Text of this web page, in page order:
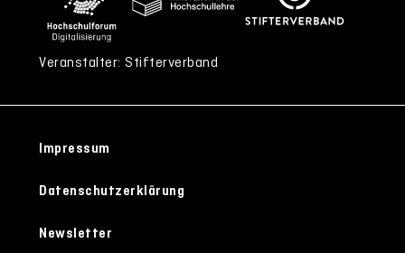
Veranstalter: Stifterverband
Impressum
Datenschutzerklärung
Newsletter